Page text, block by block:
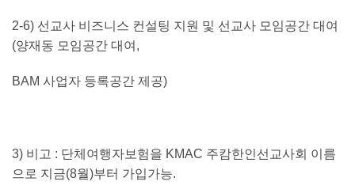
2-6) 선교사 비즈니스 컨설팅 지원 및 선교사 모임공간 대여
(양재동 모임공간 대여 ,
BAM 사업자 등록공간 제공)
3) 비고 : 단체여행자보험을 KMAC 주캄한인선교사회 이름
으로 지금(8월)부터 가입가능.